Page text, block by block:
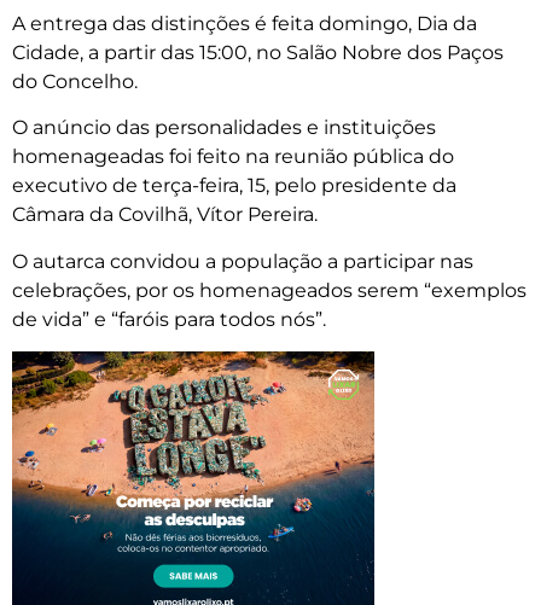
A entrega das distinções é feita domingo, Dia da
Cidade, a partir das 15:00, no Salão Nobre dos Paços
do Concelho.
O anúncio das personalidades e instituições
homenageadas foi feito na reunião pública do
executivo de terça-feira, 15, pelo presidente da
Câmara da Covilhã, Vítor Pereira.
O autarca convidou a população a participar nas
celebrações, por os homenageados serem “exemplos
de vida” e “faróis para todos nós”.